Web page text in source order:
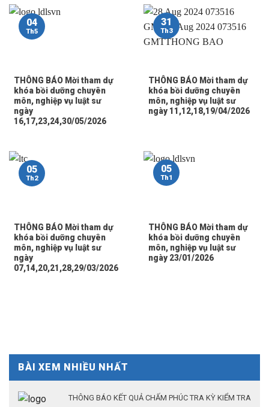
THÔNG BÁO Mời tham dự
khóa bồi dưỡng chuyên
môn, nghiệp vụ luật sư
ngày
16,17,23,24,30/05/2026
04
Th5
THÔNG BÁO Mời tham dự
khóa bồi dưỡng chuyên
môn, nghiệp vụ luật sư
ngày 11,12,18,19/04/2026
31
Th3
THÔNG BÁO Mời tham dự
khóa bồi dưỡng chuyên
môn, nghiệp vụ luật sư
ngày
07,14,20,21,28,29/03/2026
05
Th2
THÔNG BÁO Mời tham dự
khóa bồi dưỡng chuyên
môn, nghiệp vụ luật sư
ngày 23/01/2026
05
Th1
BÀI XEM NHIỀU NHẤT
THÔNG BÁO KẾT QUẢ CHẤM PHÚC TRA KỲ KIỂM TRA